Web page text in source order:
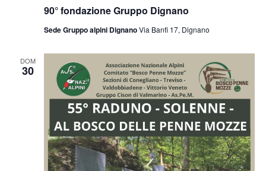
90° fondazione Gruppo Dignano
Sede Gruppo alpini DignanoVia Banfi 17, Dignano
DOM
30